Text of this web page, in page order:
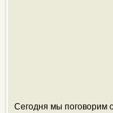
Сегодня мы поговорим